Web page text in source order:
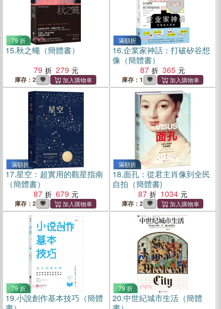
79 折
15.秋之蠅（簡體書）
79
279
庫存：2
滿額折
16.企業家神話：打破矽谷想
像（簡體書）
87
365
庫存：1
滿額折
17.星空：超實用的觀星指南
（簡體書）
87
679
庫存：2
滿額折
18.面孔：從君主肖像到全民
自拍（簡體書)
87
1034
庫存：2
79 折
19.小說創作基本技巧（簡體
79 折
20.中世紀城市生活（簡體